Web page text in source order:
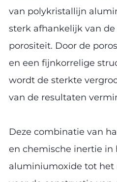
van polykristallijn
sterk afhankelijk van
porositeit. Door de
en een fijnkorrelige
wordt de sterkte
van de resultaten
Deze combinatie van
en chemische inertie
aluminiumoxide tot